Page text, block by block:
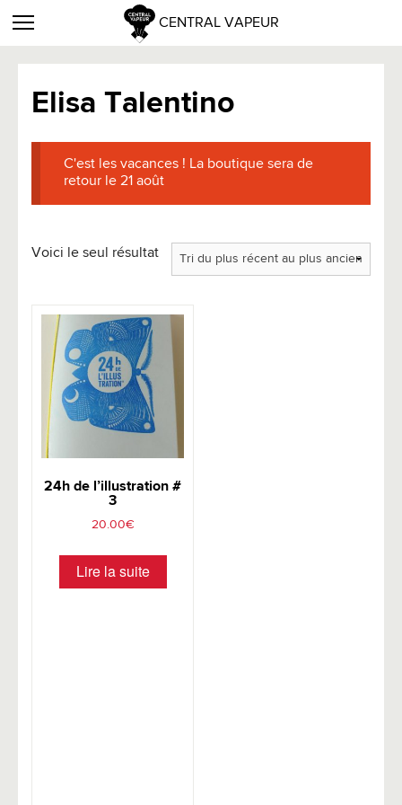
CENTRAL VAPEUR
Elisa Talentino
C'est les vacances ! La boutique sera de
retour le 21 août
Voici le seul résultat
24h de l’illustration #
3
20.00€
Lire la suite